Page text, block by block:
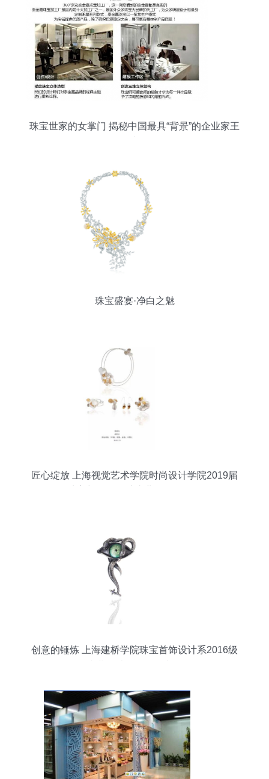
珠宝世家的女掌门 揭秘中国最具“背景”的企业家王
珠宝盛宴·净白之魅
匠心绽放 上海视觉艺术学院时尚设计学院2019届
创意的锤炼 上海建桥学院珠宝首饰设计系2016级